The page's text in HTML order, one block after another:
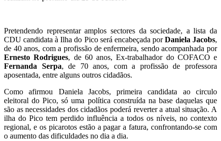
Pretendendo representar amplos sectores da sociedade, a lista da
CDU candidata à Ilha do Pico será encabeçada porDaniela Jacobs,
de 40 anos, com a profissão de enfermeira, sendo acompanhada por
Ernesto Rodrigues, de 60 anos, Ex-trabalhador do COFACO e
Fernanda Serpa, de 70 anos, com a profissão de professora
aposentada, entre alguns outros cidadãos.
Como afirmou Daniela Jacobs, primeira candidata ao circulo
eleitoral do Pico, só uma política construída na base daquelas que
são as necessidades dos cidadãos poderá reverter a atual situação. A
ilha do Pico tem perdido influência a todos os níveis, no contexto
regional, e os picarotos estão a pagar a fatura, confrontando-se com
o aumento das dificuldades no dia a dia.